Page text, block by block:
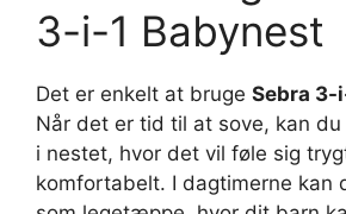
3-i-1 Babynest
Det er enkelt at bruge Sebra 3-
Når det er tid til at sove, kan
i nestet, hvor det vil føle sig
komfortabelt. I dagtimerne kan